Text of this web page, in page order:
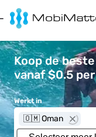
Koop de
vanaf $0.5 per
Werkt in
🇴🇲 Oman